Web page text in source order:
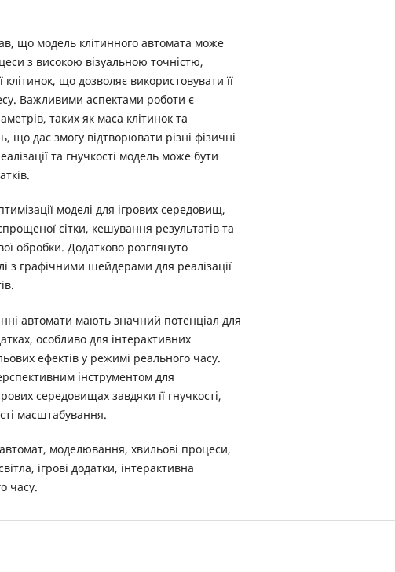
що модель клітинного автомата може
з високою візуальною точністю,
клітинок, що дозволяє використовувати її
Важливими аспектами роботи є
таких як маса клітинок та
що дає змогу відтворювати різні фізичні
та гнучкості модель може бути
моделі для ігрових середовищ,
сітки, кешування результатів та
обробки. Додатково розглянуто
з графічними шейдерами для реалізації
автомати мають значний потенціал для
особливо для інтерактивних
ефектів у режимі реального часу.
інструментом для
середовищах завдяки її гнучкості,
масштабування.
моделювання, хвильові процеси,
ігрові додатки, інтерактивна
часу.